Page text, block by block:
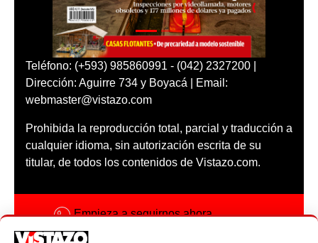
Teléfono: (+593) 985860991 - (042) 2327200 |
Dirección: Aguirre 734 y Boyacá | Email:
webmaster@vistazo.com
Prohibida la reproducción total, parcial y traducción a
cualquier idioma, sin autorización escrita de su
titular, de todos los contenidos de Vistazo.com.
Empieza a seguirnos ahora